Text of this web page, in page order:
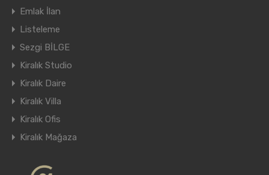
Emlak İlan
Listeleme
Sezgi BİLGE
Kiralık Studio
Kiralık Daire
Kiralık Villa
Kiralık Ofis
Kiralık Mağaza